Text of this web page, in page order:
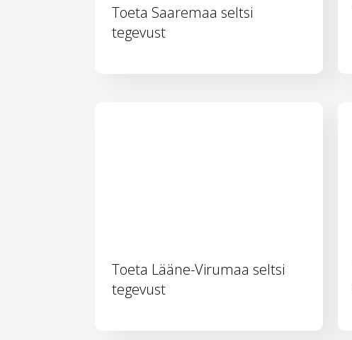
Toeta Saaremaa seltsi
tegevust
Toeta Lääne-Virumaa seltsi
tegevust